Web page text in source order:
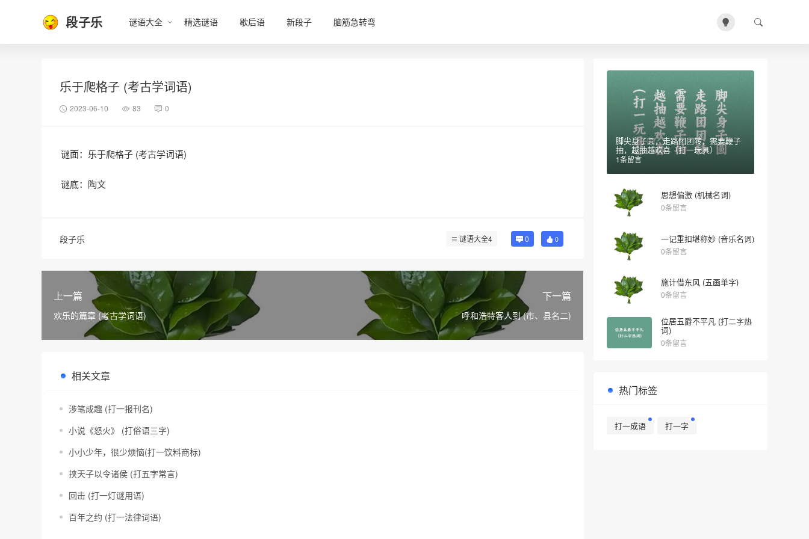
段子乐 谜语大全 精选谜语 歇后语 新段子 脑筋急转弯
乐于爬格子 (考古学词语)
2023-06-10 83 0
谜面：乐于爬格子 (考古学词语)
谜底：陶文
段子乐 谜语大全4 0 0
上一篇
欢乐的篇章 (考古学词语)
下一篇
呼和浩特客人到 (市、县名二)
相关文章
涉笔成趣 (打一报刊名)
小说《怒火》 (打俗语三字)
小小少年，很少烦恼(打一饮料商标)
挟天子以令诸侯 (打五字常言)
回击 (打一灯谜用语)
百年之约 (打一法律词语)
脚尖身子圆，走路团团转，需要鞭子
抽，越抽越欢喜（打一玩具）
1条留言
思想偏激 (机械名词)
0条留言
一记重扣堪称妙 (音乐名词)
0条留言
施计借东风 (五画单字)
0条留言
位居五爵不平凡 (打二字热
词)
0条留言
热门标签
打一成语 打一字